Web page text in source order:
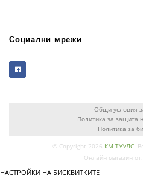
Социални мрежи
Общи условия
Политика за защита
Политика за
© Copyright 2026 КМ ТУУЛС .
Онлайн магазин от:
НАСТРОЙКИ НА БИСКВИТКИТЕ